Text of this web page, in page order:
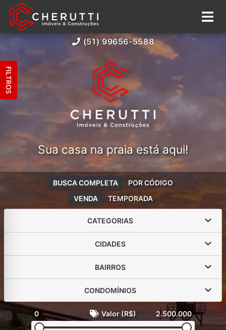
(51) 99656-5588
Sua casa na praia está aqui!
VENDA TEMPORADA
BUSCA COMPLETA POR CÓDIGO
CATEGORIAS
CIDADES
BAIRROS
CONDOMÍNIOS
0 Valor (R$) 2.500.000
FILTROS